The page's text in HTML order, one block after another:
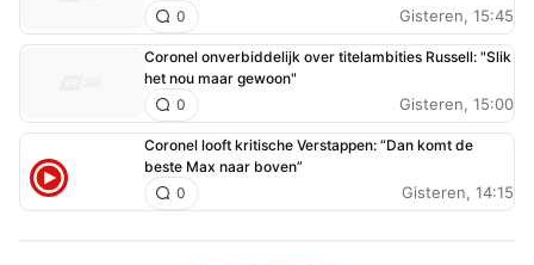
Gisteren, 15:45
0
Coronel onverbiddelijk over titelambities Russell: "Slik
het nou maar gewoon"
Gisteren, 15:00
0
Coronel looft kritische Verstappen: “Dan komt de
beste Max naar boven”
Gisteren, 14:15
0